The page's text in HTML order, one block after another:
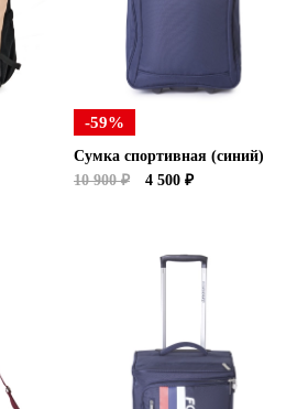
-59%
Сумка спортивная (синий)
10 900 ₽
4 500 ₽